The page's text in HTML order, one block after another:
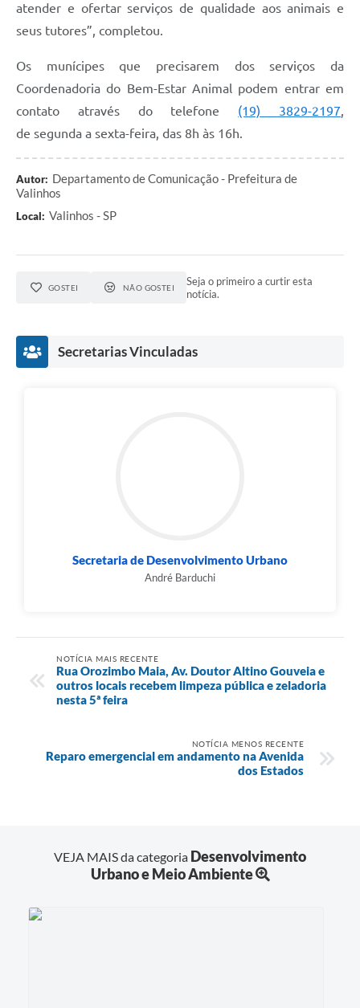
atender e ofertar serviços de qualidade aos animais e
seus tutores”, completou.
Os munícipes que precisarem dos serviços da
Coordenadoria do Bem-Estar Animal podem entrar em
contato através do telefone (19) 3829-2197,
de segunda a sexta-feira, das 8h às 16h.
Autor: Departamento de Comunicação - Prefeitura de
Valinhos
Local: Valinhos - SP
GOSTEI NÃO GOSTEI
Seja o primeiro a curtir esta
notícia.
Secretarias Vinculadas
Secretaria de Desenvolvimento Urbano
André Barduchi
NOTÍCIA MAIS RECENTE
Rua Orozimbo Maia, Av. Doutor Altino Gouveia e
outros locais recebem limpeza pública e zeladoria
nesta 5ª feira
NOTÍCIA MENOS RECENTE
Reparo emergencial em andamento na Avenida
dos Estados
VEJA MAIS da categoria Desenvolvimento
Urbano e Meio Ambiente